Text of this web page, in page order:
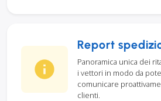
Report
Panoramica unica dei
i vettori in modo da
comunicare
clienti.